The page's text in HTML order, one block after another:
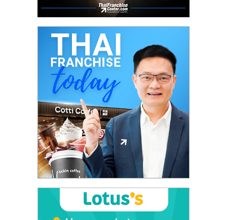
ปรึกษา
การ
ลงทุน
และ
ขยาย